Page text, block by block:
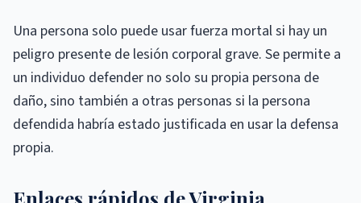
Una persona solo puede usar fuerza mortal si hay un
peligro presente de lesión corporal grave. Se permite a
un individuo defender no solo su propia persona de
daño, sino también a otras personas si la persona
defendida habría estado justificada en usar la defensa
propia.